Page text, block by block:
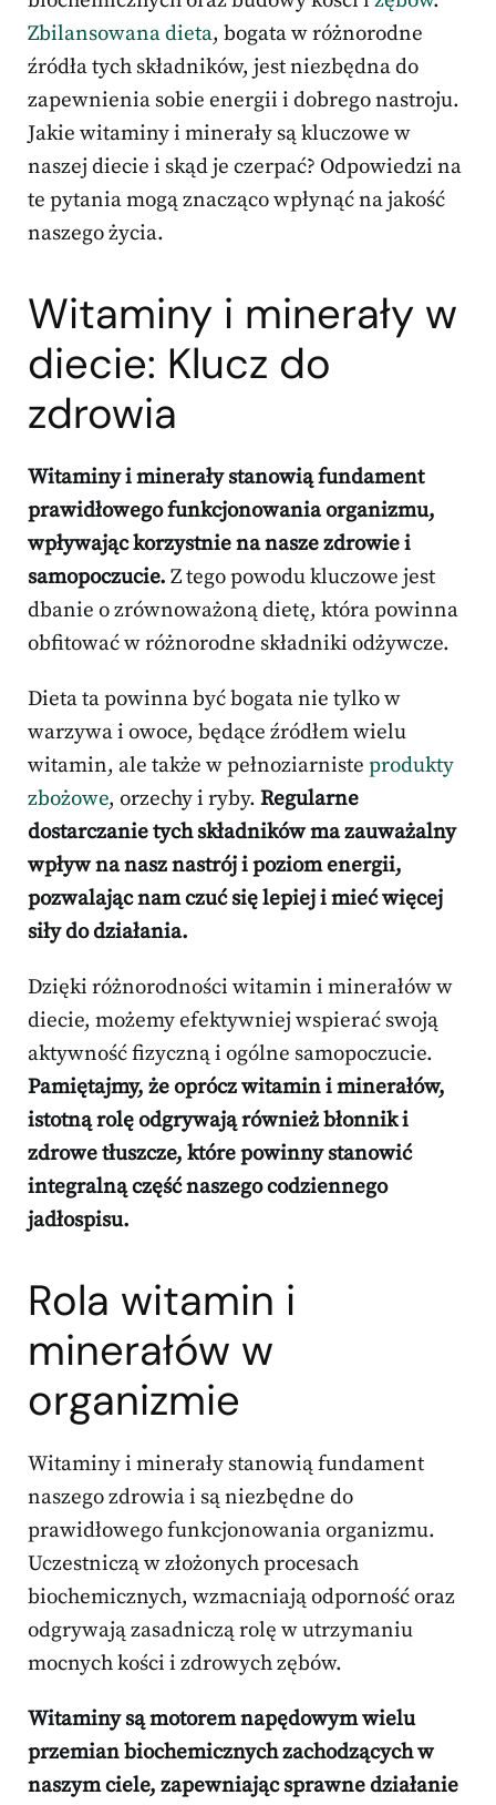
Zbilansowana dieta, bogata w różnorodne
źródła tych składników, jest niezbędna do
zapewnienia sobie energii i dobrego nastroju.
Jakie witaminy i minerały są kluczowe w
naszej diecie i skąd je czerpać? Odpowiedzi na
te pytania mogą znacząco wpłynąć na jakość
naszego życia.
Witaminy i minerały w
diecie: Klucz do
zdrowia
Witaminy i minerały stanowią fundament
prawidłowego funkcjonowania organizmu,
wpływając korzystnie na nasze zdrowie i
samopoczucie. Z tego powodu kluczowe jest
dbanie o zrównoważoną dietę, która powinna
obfitować w różnorodne składniki odżywcze.
Dieta ta powinna być bogata nie tylko w
warzywa i owoce, będące źródłem wielu
witamin, ale także w pełnoziarniste produkty
zbożowe, orzechy i ryby. Regularne
dostarczanie tych składników ma zauważalny
wpływ na nasz nastrój i poziom energii,
pozwalając nam czuć się lepiej i mieć więcej
siły do działania.
Dzięki różnorodności witamin i minerałów w
diecie, możemy efektywniej wspierać swoją
aktywność fizyczną i ogólne samopoczucie.
Pamiętajmy, że oprócz witamin i minerałów,
istotną rolę odgrywają również błonnik i
zdrowe tłuszcze, które powinny stanowić
integralną część naszego codziennego
jadłospisu.
Rola witamin i
minerałów w
organizmie
Witaminy i minerały stanowią fundament
naszego zdrowia i są niezbędne do
prawidłowego funkcjonowania organizmu.
Uczestniczą w złożonych procesach
biochemicznych, wzmacniają odporność oraz
odgrywają zasadniczą rolę w utrzymaniu
mocnych kości i zdrowych zębów.
Witaminy są motorem napędowym wielu
przemian biochemicznych zachodzących w
naszym ciele, zapewniając sprawne działanie